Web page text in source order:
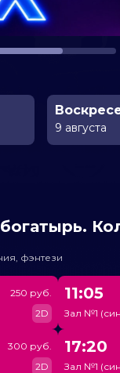
9 августа
фэнтези
250 руб.
2D
11:05
Зал №1
300 руб.
2D
17:20
Зал №1